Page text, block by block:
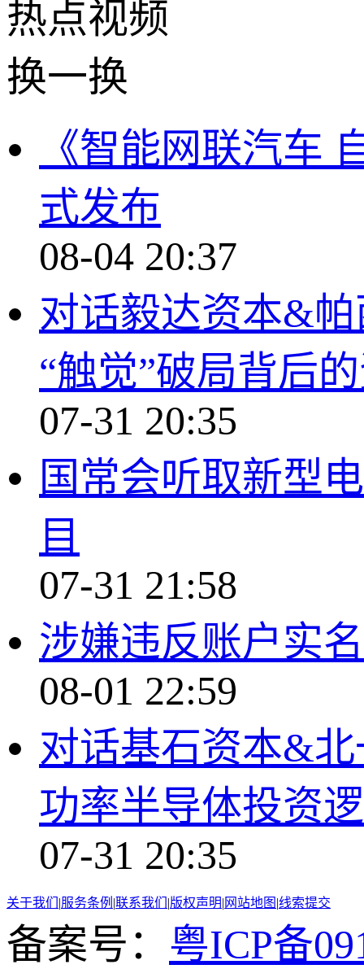
热点视频
换一换
《智能网联汽车
式发布
08-04 20:37
对话毅达资本&
“触觉”破局背后
07-31 20:35
国常会听取新型
目
07-31 21:58
涉嫌违反账户实
08-01 22:59
对话基石资本&
功率半导体投资
07-31 20:35
关于我们 |服务条例 |联系我们 |版权声明| 网站地图 |线索提交
备案号： 粤ICP备